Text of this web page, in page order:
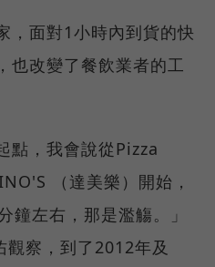
，面對1小時內到貨的快
也改變了餐飲業者的工
點，我會說從Pizza
（達美樂）開始，
鐘左右，那是濫觴。」
觀察，到了2012年及